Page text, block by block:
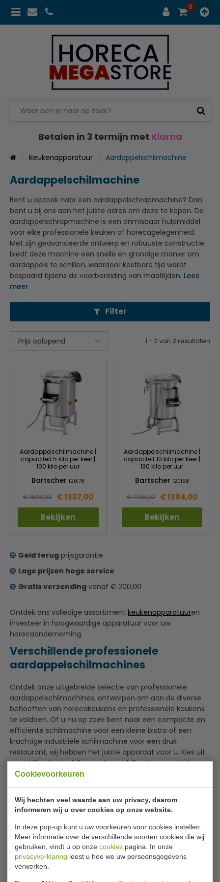
Cookievoorkeuren
Wij hechten veel waarde aan uw privacy, daarom
informeren wij u over cookies op onze website.
In deze pop-up kunt u uw voorkeuren voor cookies instellen.
Meer informatie over de verschillende soorten cookies die wij
gebruiken, vindt u op onze cookies pagina. In onze
privacyverklaring leest u hoe we uw persoonsgegevens
verwerken.
0
Betalen in 3 termijn met Klarna
Keukenapparatuur Aardappelschilmachine
Aardappelschilmachine
Bent u opzoek naar een aardappelschrapmachine? Dan
bent u bij ons aan het juiste adres om deze te kopen. De
aardappelschrapmachine is een onmisbaar hulpmiddel
voor elke professionele keuken of horecagelegenheid.
Met zijn geavanceerde ontwerp en robuuste constructie
biedt deze machine een snelle en grondige manier om
aardappels te schillen, waardoor kostbare tijd wordt
bespaard tijdens de voorbereiding van maaltijden. Lees
meer
Filter
1 - 2van 2 resultaten
Aardappelschilmachine |
capaciteit 5 kilo per keer |
100 kilo per uur
Bartscher120178
€ 1698,00 € 1307,00
Bekijken
Aardappelschilmachine |
capaciteit 10 kilo per keer |
130 kilo per uur
Bartscher 120198
€ 1798,00 € 1384,00
Bekijken
Geld terug prijsgarantie
Lage prijzen hoge service
Gratis verzending vanaf € 200,00
Ontdek ons volledige assortiment keukenapparatuuren
investeer in hoogwaardige apparatuur voor uw
horecaonderneming.
Verschillende professionele
aardappelschilmachines
Ontdek onze uitgebreide selectie van professionele
aardappelschilmachines, ontworpen om aan de diverse
behoeften van horecakeukens en professionele keukens
te voldoen. Of u nu op zoek bent naar een compacte en
efficiënte schilmachine voor een kleine bistro of een
krachtige industriële schilmachine voor een druk
restaurant, wij hebben het juiste apparaat voor u. Kies uit
verschillende modellen met verschillende capaciteiten,
van handmatige tot volledig automatische machines en
Onze aardappelschilmachines zijn verkrijgbaar met
verschillende capaciteiten:
Capaciteit 10 kg per keer
Capaciteit 25 kg per keer
Capaciteit 35 kg per keer
Capaciteit 50 kg per keer
Capaciteit 150 kg per keer